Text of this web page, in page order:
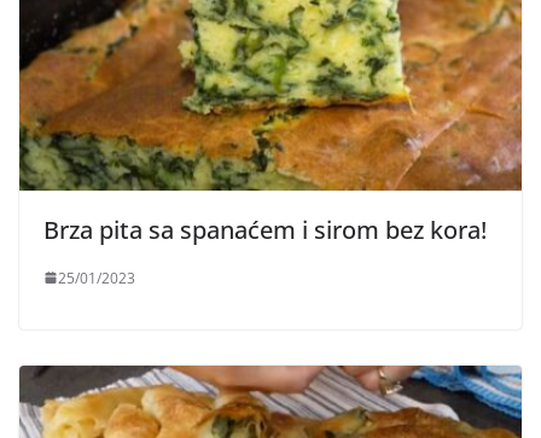
Brza pita sa spanaćem i sirom bez kora!
25/01/2023